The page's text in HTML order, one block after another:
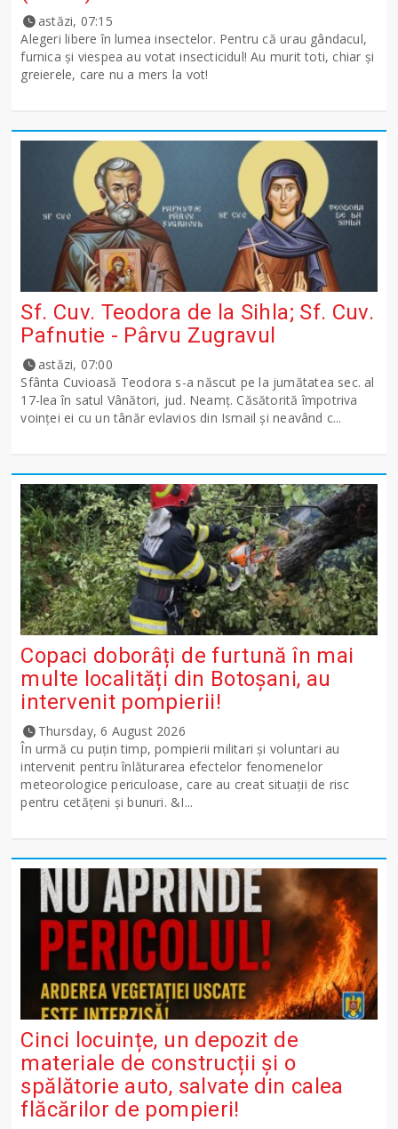
astăzi, 07:15
Alegeri libere în lumea insectelor. Pentru că urau gândacul,
furnica și viespea au votat insecticidul! Au murit toti, chiar și
greierele, care nu a mers la vot!
Sf. Cuv. Teodora de la Sihla; Sf. Cuv.
Pafnutie - Pârvu Zugravul
astăzi, 07:00
Sfânta Cuvioasă Teodora s-a născut pe la jumătatea sec. al
17-lea în satul Vânători, jud. Neamţ. Căsătorită împotriva
voinţei ei cu un tânăr evlavios din Ismail şi neavând c...
Copaci doborâți de furtună în mai
multe localități din Botoșani, au
intervenit pompierii!
Thursday, 6 August 2026
În urmă cu puțin timp, pompierii militari și voluntari au
intervenit pentru înlăturarea efectelor fenomenelor
meteorologice periculoase, care au creat situații de risc
pentru cetățeni și bunuri. &I...
Cinci locuințe, un depozit de
materiale de construcții și o
spălătorie auto, salvate din calea
flăcărilor de pompieri!